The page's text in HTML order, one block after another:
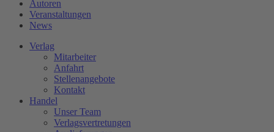
Autoren
Veranstaltungen
News
Verlag
Mitarbeiter
Anfahrt
Stellenangebote
Kontakt
Handel
Unser Team
Verlagsvertretungen